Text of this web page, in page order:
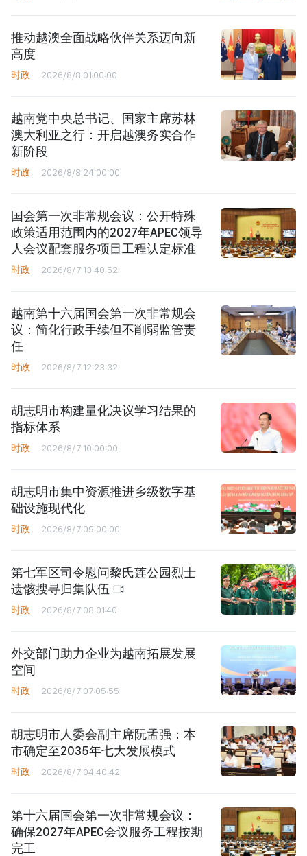
推动越澳全面战略伙伴关系迈向新
高度
时政 2026/8/8 01:00:00
越南党中央总书记、国家主席苏林
澳大利亚之行：开启越澳务实合作
新阶段
时政 2026/8/8 24:00:00
国会第一次非常规会议：公开特殊
政策适用范围内的2027年APEC领导
人会议配套服务项目工程认定标准
时政 2026/8/7 13:40:52
越南第十六届国会第一次非常规会
议：简化行政手续但不削弱监管责
任
时政 2026/8/7 12:23:32
胡志明市构建量化决议学习结果的
指标体系
时政 2026/8/7 10:00:00
胡志明市集中资源推进乡级数字基
础设施现代化
时政 2026/8/7 09:00:00
第七军区司令慰问黎氏莲公园烈士
遗骸搜寻归集队伍
时政 2026/8/7 08:01:40
外交部门助力企业为越南拓展发展
空间
时政 2026/8/7 07:05:55
胡志明市人委会副主席阮孟强：本
市确定至2035年七大发展模式
时政 2026/8/7 04:40:42
第十六届国会第一次非常规会议：
确保2027年APEC会议服务工程按期
完工